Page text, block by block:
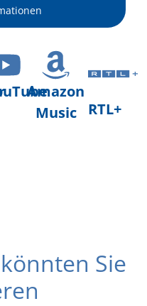
Amazon
Music
RTL+
Sie